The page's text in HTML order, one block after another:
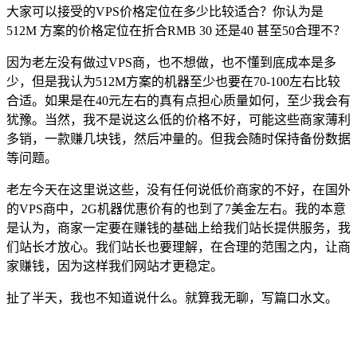
大家可以接受的VPS价格定位在多少比较适合？你认为是
512M 方案的价格定位在折合RMB 30 还是40 甚至50合理不？
因为老左没有做过VPS商，也不想做，也不懂到底成本是多
少，但是我认为512M方案的机器至少也要在70-100左右比较
合适。如果是在40元左右的真有点担心质量如何，至少我会有
犹豫。当然，我不是说这么低的价格不好，可能这些商家薄利
多销，一款赚几块钱，然后冲量的。但我会随时保持备份数据
等问题。
老左今天在这里说这些，没有任何说低价商家的不好，在国外
的VPS商中，2G机器优惠价有的也到了7美金左右。我的本意
是认为，商家一定要在赚钱的基础上给我们站长提供服务，我
们站长才放心。我们站长也要理解，在合理的范围之内，让商
家赚钱，因为这样我们网站才更稳定。
扯了半天，我也不知道说什么。就算我无聊，写篇口水文。